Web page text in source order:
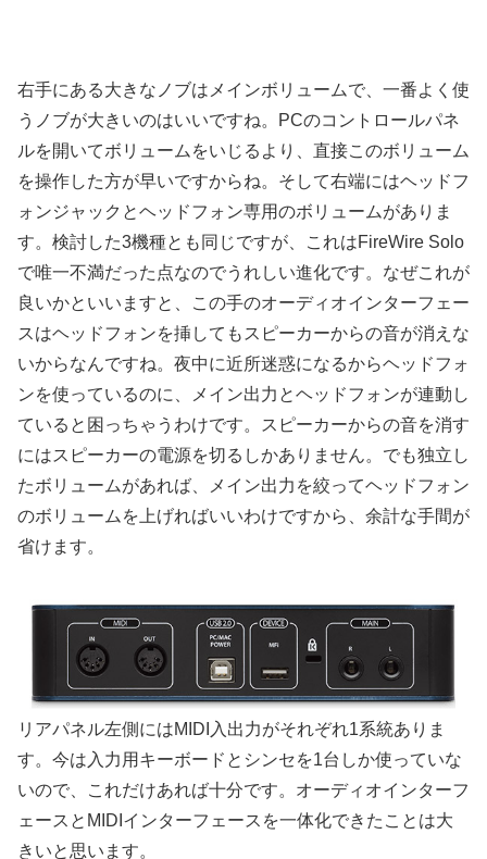
右手にある大きなノブはメインボリュームで、一番よく使
うノブが大きいのはいいですね。PCのコントロールパネ
ルを開いてボリュームをいじるより、直接このボリューム
を操作した方が早いですからね。そして右端にはヘッドフ
ォンジャックとヘッドフォン専用のボリュームがありま
す。検討した3機種とも同じですが、これはFireWire Solo
で唯一不満だった点なのでうれしい進化です。なぜこれが
良いかといいますと、この手のオーディオインターフェー
スはヘッドフォンを挿してもスピーカーからの音が消えな
いからなんですね。夜中に近所迷惑になるからヘッドフォ
ンを使っているのに、メイン出力とヘッドフォンが連動し
ていると困っちゃうわけです。スピーカーからの音を消す
にはスピーカーの電源を切るしかありません。でも独立し
たボリュームがあれば、メイン出力を絞ってヘッドフォン
のボリュームを上げればいいわけですから、余計な手間が
省けます。
リアパネル左側にはMIDI入出力がそれぞれ1系統ありま
す。今は入力用キーボードとシンセを1台しか使っていな
いので、これだけあれば十分です。オーディオインターフ
ェースとMIDIインターフェースを一体化できたことは大
きいと思います。